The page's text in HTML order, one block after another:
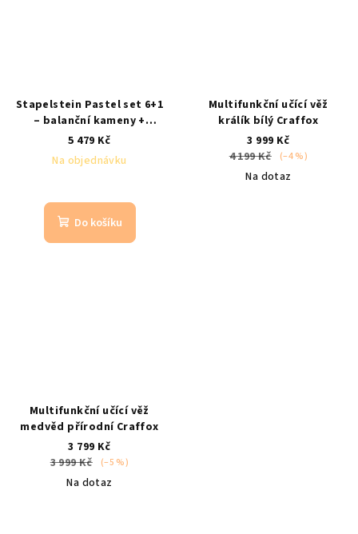
Stapelstein Pastel set 6+1
– balanční kameny +
balanční deska Confetti
od 1 roku / nosnost
až 180 kg
5 479 Kč
Na objednávku
Do košíku
Multifunkční učící věž
králík bílý Craffox
3 999 Kč
4 199 Kč (–4 %)
Na dotaz
Multifunkční učící věž
medvěd přírodní Craffox
3 799 Kč
3 999 Kč (–5 %)
Na dotaz